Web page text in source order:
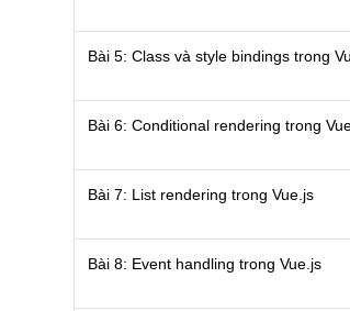
Bài 5: Class và style bindings trong
Bài 6: Conditional rendering trong
Bài 7: List rendering trong Vue.js
Bài 8: Event handling trong Vue.js